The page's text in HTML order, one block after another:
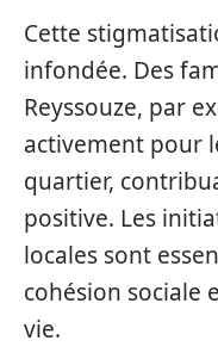
Cette
infondée. Des
Reyssouze, par
activement pour
quartier,
positive. Les
locales sont
cohésion sociale
vie.